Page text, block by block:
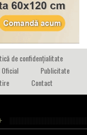
de confidențialitate
Publicitate
Contact